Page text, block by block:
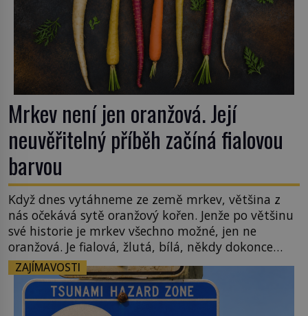
Mrkev není jen oranžová. Její
neuvěřitelný příběh začíná fialovou
barvou
Když dnes vytáhneme ze země mrkev, většina z
nás očekává sytě oranžový kořen. Jenže po většinu
své historie je mrkev všechno možné, jen ne
oranžová. Je fialová, žlutá, bílá, někdy dokonce
téměř černá. Až díky stovkám let pečlivého
šlechtění se z ní stává zelenina, bez které si českou
zahradu ani nedokážeme představit. Její příběh je
ZAJÍMAVOSTI